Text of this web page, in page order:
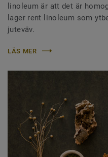
linoleum är att det är
lager rent linoleum som
juteväv.
LÄS MER